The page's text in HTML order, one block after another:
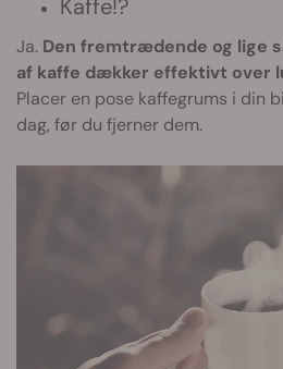
Kaffe!?
Ja. Den fremtrædende og lige
af kaffe dækker effektivt over
Placer en pose kaffegrums i din
dag, før du fjerner dem.